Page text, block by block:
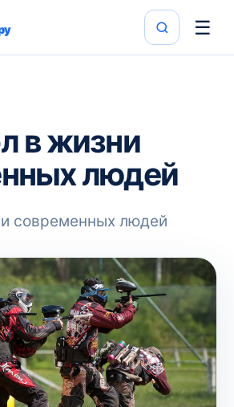
☰
в жизни
людей
современных людей